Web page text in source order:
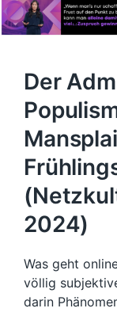
Der
2024)
Was geht
völlig
darin